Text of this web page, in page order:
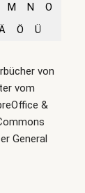
M N
O
Ö Ü
von
vom
&
General